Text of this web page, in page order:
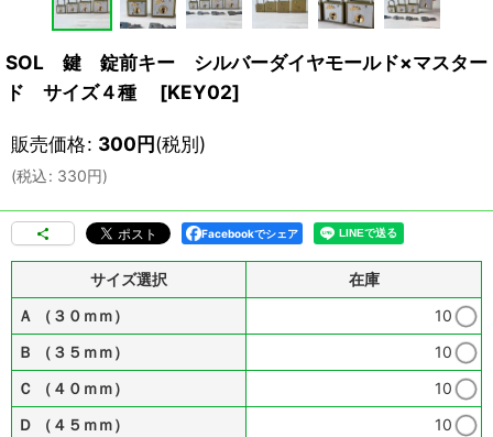
SOL 鍵 錠前キー シルバーダイヤモールド×マスター
ド サイズ４種
[KEY02]
販売価格: 300円(税別)
(税込: 330円)
Facebookでシェア
サイズ選択
在庫
Ａ （３０ｍｍ）
10
Ｂ （３５ｍｍ）
10
Ｃ （４０ｍｍ）
10
Ｄ （４５ｍｍ）
10